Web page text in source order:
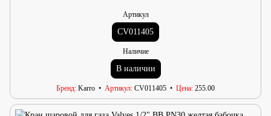
Артикул
CV011405
Наличие
В наличии
Бренд Karro Артикул CV011405 Цена 255.00